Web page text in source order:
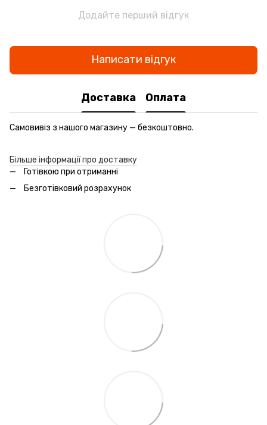
Додайте перший відгук
Написати відгук
Доставка Оплата
Самовивіз з нашого магазину — безкоштовно.
Більше інформації про доставку
Готівкою при отриманні
Безготівковий розрахунок